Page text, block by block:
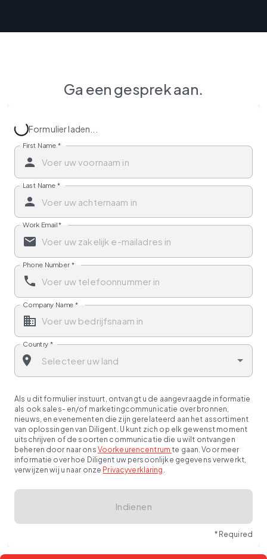
Ga een gesprek aan.
Formulier laden...
First Name *
Last Name *
Work Email*
Phone Number *
Company Name *
Country *
Als u dit formulier instuurt, ontvangt u de aangevraagde informatie
als ook sales- en/of marketingcommunicatie over bronnen,
nieuws, en evenementen die zijn gerelateerd aan het assortiment
van oplossingen van Diligent. U kunt zich op elk gewenst moment
uitschrijven of de soorten communicatie die u wilt ontvangen
beheren door naar ons Voorkeurencentrumte gaan. Voor meer
informatie over hoe Diligent uw persoonlijke gegevens verwerkt,
verwijzen wij u naar onze Privacyverklaring
Indienen
* Required